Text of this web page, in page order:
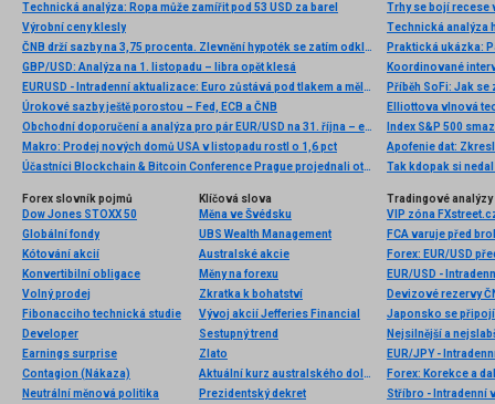
Technická analýza: Ropa může zamířit pod 53 USD za barel
Výrobní ceny klesly
ČNB drží sazby na 3,75 procenta. Zlevnění hypoték se zatím odkládá
GBP/USD: Analýza na 1. listopadu – libra opět klesá
EURUSD - Intradenní aktualizace: Euro zůstává pod tlakem a mělo by spadnout pod 1,35
Úrokové sazby ještě porostou – Fed, ECB a ČNB
Obchodní doporučení a analýza pro pár EUR/USD na 31. října – euro dělá druhý krok směrem ke korekci
Makro: Prodej nových domů USA v listopadu rostl o 1,6 pct
Účastníci Blockchain & Bitcoin Conference Prague projednali otázky budoucnosti bitcoinu a kryptoměn
Trhy se bojí recese
Praktická ukázka:
Koordinované
Index S&P 500
Tak kdopak si
Forex slovník pojmů
Dow Jones STOXX 50
Globální fondy
Kótování akcií
Konvertibilní obligace
Volný prodej
Fibonacciho technická studie
Developer
Earnings surprise
Contagion (Nákaza)
Neutrální měnová politika
Klíčová slova
Měna ve Švédsku
UBS Wealth Management
Australské akcie
Měny na forexu
Zkratka k bohatství
Vývoj akcií Jefferies Financial
Sestupný trend
Zlato
Aktuální kurz australského dolaru
Prezidentský dekret
Tradingové analýzy
FCA varuje před
Forex: EUR/USD
EUR/USD -
Devizové rezervy
Japonsko se
Nejsilnější a
EUR/JPY -
Forex: Korekce a
Stříbro - Intradenní